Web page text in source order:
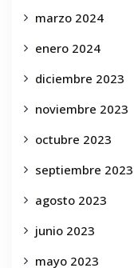
marzo 2024
enero 2024
diciembre 2023
noviembre 2023
octubre 2023
septiembre 2023
agosto 2023
junio 2023
mayo 2023